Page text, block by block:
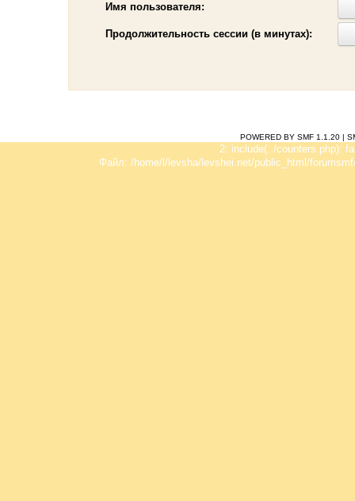
Имя пользователя:
Продолжительность сессии (в минутах):
POWERED BY SMF 1.1.20 |
2: include(../counters.php):
Файл: /home/l/levsha/levshei.net/public_html/